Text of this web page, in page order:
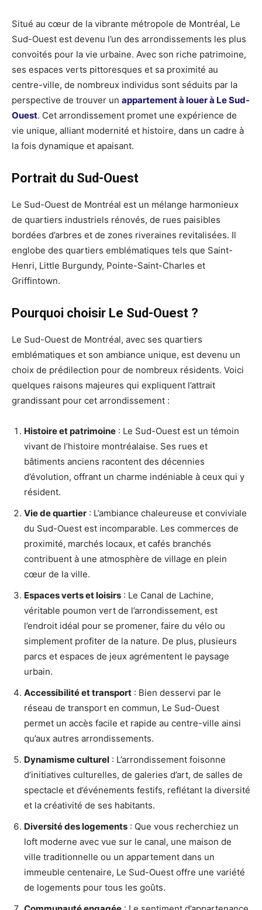
Situé au cœur de la vibrante métropole de Montréal, Le
Sud-Ouest est devenu l’un des arrondissements les plus
convoités pour la vie urbaine. Avec son riche patrimoine,
ses espaces verts pittoresques et sa proximité au
centre-ville, de nombreux individus sont séduits par la
perspective de trouver un appartement à louer à Le Sud-
Ouest. Cet arrondissement promet une expérience de
vie unique, alliant modernité et histoire, dans un cadre à
la fois dynamique et apaisant.
Portrait du Sud-Ouest
Le Sud-Ouest de Montréal est un mélange harmonieux
de quartiers industriels rénovés, de rues paisibles
bordées d’arbres et de zones riveraines revitalisées. Il
englobe des quartiers emblématiques tels que Saint-
Henri, Little Burgundy, Pointe-Saint-Charles et
Griffintown.
Pourquoi choisir Le Sud-Ouest ?
Le Sud-Ouest de Montréal, avec ses quartiers
emblématiques et son ambiance unique, est devenu un
choix de prédilection pour de nombreux résidents. Voici
quelques raisons majeures qui expliquent l’attrait
grandissant pour cet arrondissement :
Histoire et patrimoine : Le Sud-Ouest est un témoin
vivant de l’histoire montréalaise. Ses rues et
bâtiments anciens racontent des décennies
d’évolution, offrant un charme indéniable à ceux qui y
résident.
Vie de quartier : L’ambiance chaleureuse et conviviale
du Sud-Ouest est incomparable. Les commerces de
proximité, marchés locaux, et cafés branchés
contribuent à une atmosphère de village en plein
cœur de la ville.
Espaces verts et loisirs : Le Canal de Lachine,
véritable poumon vert de l’arrondissement, est
l’endroit idéal pour se promener, faire du vélo ou
simplement profiter de la nature. De plus, plusieurs
parcs et espaces de jeux agrémentent le paysage
urbain.
Accessibilité et transport : Bien desservi par le
réseau de transport en commun, Le Sud-Ouest
permet un accès facile et rapide au centre-ville ainsi
qu’aux autres arrondissements.
Dynamisme culturel : L’arrondissement foisonne
d’initiatives culturelles, de galeries d’art, de salles de
spectacle et d’événements festifs, reflétant la diversité
et la créativité de ses habitants.
Diversité des logements : Que vous recherchiez un
loft moderne avec vue sur le canal, une maison de
ville traditionnelle ou un appartement dans un
immeuble centenaire, Le Sud-Ouest offre une variété
de logements pour tous les goûts.